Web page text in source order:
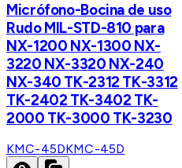
Micrófono-Bocina de uso
Rudo MIL-STD-810 para
NX-1200 NX-1300 NX-
3220 NX-3320 NX-240
NX-340 TK-2312 TK-3312
TK-2402 TK-3402 TK-
2000 TK-3000 TK-3230
KMC-45DKMC-45D